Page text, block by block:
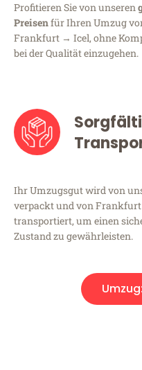
Profitieren Sie von unseren
Preisenfür Ihren Umzug
Frankfurt → Icel, ohne
bei der Qualität einzugehen.
Ihr Umzugsgut wird von
verpackt und von
transportiert, um einen
Zustand zu gewährleisten.
Umzug: